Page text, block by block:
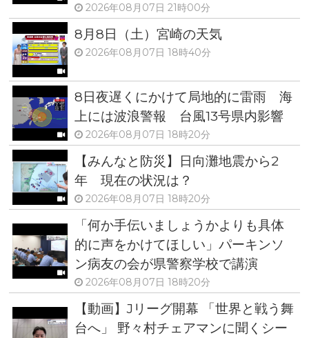
2026年08月07日 21時00分
8月8日（土）宮崎の天気
2026年08月07日 18時40分
8日夜遅くにかけて局地的に雷雨 海
上には波浪警報 台風13号県内影響
2026年08月07日 18時20分
【みんなと防災】日向灘地震から2
年 現在の状況は？
2026年08月07日 18時20分
「何か手伝いましょうかよりも具体
的に声をかけてほしい」パーキンソ
ン病友の会が県警察学校で講演
2026年08月07日 18時20分
【動画】Jリーグ開幕 「世界と戦う舞
台へ」 野々村チェアマンに聞くシー